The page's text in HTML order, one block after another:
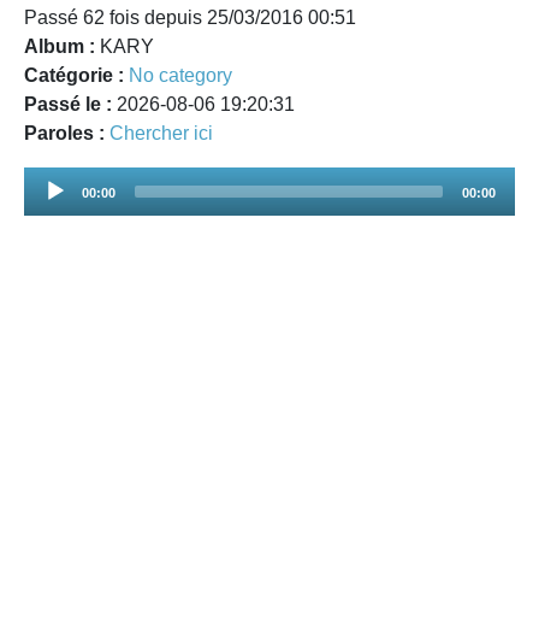
Passé 62 fois depuis 25/03/2016 00:51
Album : KARY
Catégorie : No category
Passé le : 2026-08-06 19:20:31
Paroles : Chercher ici
Audio
00:00 00:00